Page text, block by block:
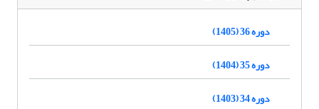
دوره 36 (1405)
دوره 35 (1404)
دوره 34 (1403)